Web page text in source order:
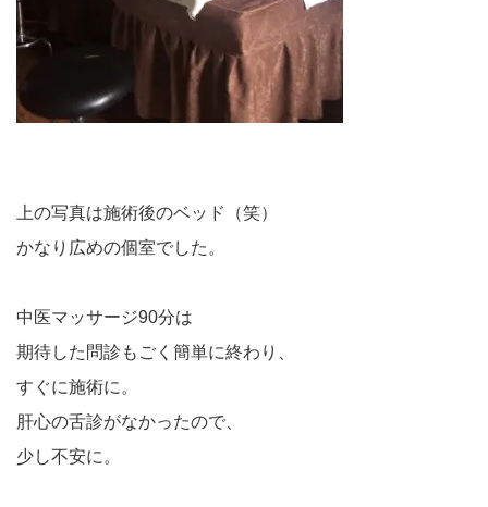
上の写真は施術後のベッド（笑）
かなり広めの個室でした。
中医マッサージ90分は
期待した問診もごく簡単に終わり、
すぐに施術に。
肝心の舌診がなかったので、
少し不安に。